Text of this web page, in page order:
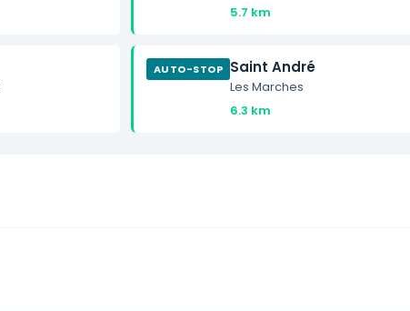
5.7 km
AUTO-STOP Saint André
Les Marches
6.3 km